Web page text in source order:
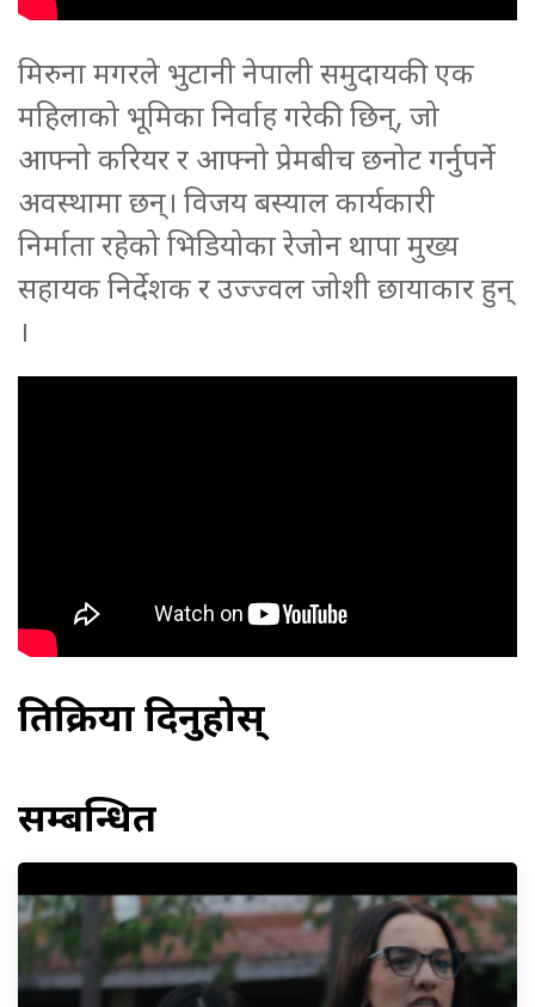
मिरुना मगरले भुटानी नेपाली समुदायकी एक
महिलाको भूमिका निर्वाह गरेकी छिन्, जो
आफ्नो करियर र आफ्नो प्रेमबीच छनोट गर्नुपर्ने
अवस्थामा छन्। विजय बस्याल कार्यकारी
निर्माता रहेको भिडियोका रेजोन थापा मुख्य
सहायक निर्देशक र उज्ज्वल जोशी छायाकार हुन्
।
प्रतिक्रिया दिनुहोस्
सम्बन्धित